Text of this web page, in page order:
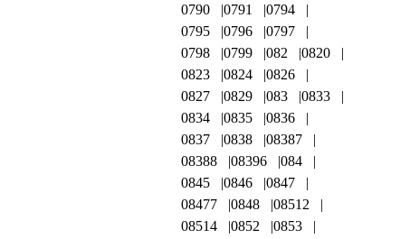
0790
0791
0794
0795
0796
0797
0798
0799 082
0820
0823
0824
0826
0827
0829 083
0833
0834
0835
0836
0837
0838
08387
08388
08396
084
0845
0846
0847
08477
0848
08512
08514
0852
0853